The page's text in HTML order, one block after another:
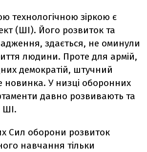
технологічною зіркою є
(ШІ). Його розвиток та
здається, не оминули
людини. Проте для армій,
демократій, штучний
новинка. У низці оборонних
давно розвивають та
ШІ.
Сил оборони розвиток
навчання тільки